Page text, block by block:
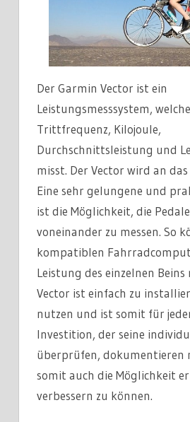
Der Garmin Vector ist ein
Leistungsmesssystem,
Trittfrequenz, Kilojoule,
Durchschnittsleistung und
misst. Der Vector wird an
Eine sehr gelungene und
ist die Möglichkeit, die
voneinander zu messen. So
kompatiblen
Leistung des einzelnen Beins
Vector ist einfach zu
nutzen und ist somit für
Investition, der seine
überprüfen, dokumentieren
somit auch die Möglichkeit
verbessern zu können.